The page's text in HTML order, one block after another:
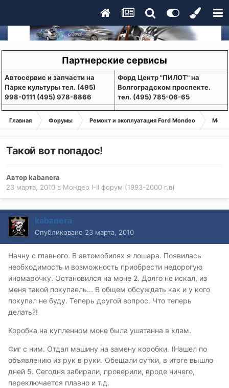
Партнерские сервисы
Aвтосервис и запчасти на
Парке культуры тел. (495)
998-0111 (495) 978-8866
Форд Центр "ПИЛОТ" на
Волгоградском проспекте.
тел. (495) 785-06-65
Главная Форумы Ремонт и эксплуатация Ford Mondeo
Такой вот попадос!
Авторkabanera
23 марта, 2010 в Мондео I-II форум (1993-2000 г.в)
kabanera
Опубликовано 23 марта, 2010
Начну с главного. В автомобилях я лошара. Появилась
необходимость и возможность приобрести недорогую
иномарочку. Остановился на моне 2. Долго не искал, из
меня такой покупаель... В общем обсуждать как и у кого
покупал не буду. Теперь другой вопрос. Что теперь
делать?!
Коробка на купленном моне была ушатанна в хлам.
Фиг с ним. Отдал машину на замену коробки. (Нашел по
объявлению из рук в руки. Обещали сутки, в итоге вышло
дней 5. Сегодня забирали, проверили, вроде ничего,
переключается плавно и т.д.